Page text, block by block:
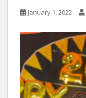
January 1, 2022